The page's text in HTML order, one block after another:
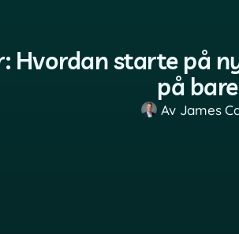
starte på
på
Av James